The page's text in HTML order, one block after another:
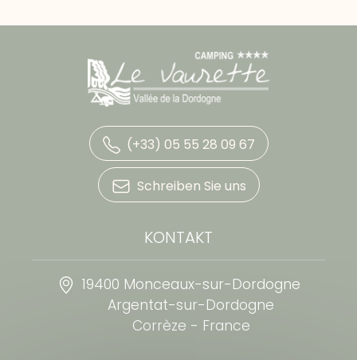
(+33) 05 55 28 09 67
Schreiben Sie uns
KONTAKT
19400 Monceaux-sur-Dordogne
Argentat-sur-Dordogne
Corrèze - France